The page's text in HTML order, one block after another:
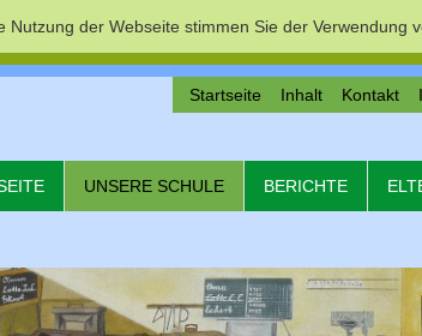
der Webseite stimmen Sie der Verwendung
Startseite Inhalt Kontakt
UNSERE SCHULE BERICHTE